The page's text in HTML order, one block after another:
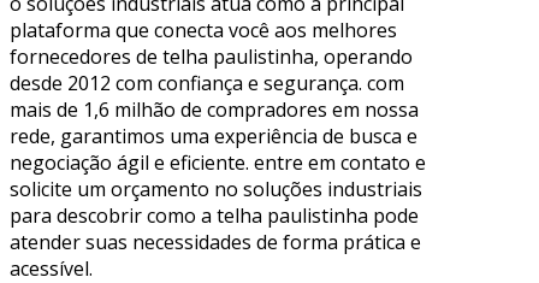
plataforma que conecta você aos melhores
fornecedores de telha paulistinha, operando
desde 2012 com confiança e segurança. com
mais de 1,6 milhão de compradores em nossa
rede, garantimos uma experiência de busca e
negociação ágil e eficiente. entre em contato e
solicite um orçamento no soluções industriais
para descobrir como a telha paulistinha pode
atender suas necessidades de forma prática e
acessível.